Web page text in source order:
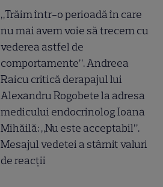
„Trăim într-o perioadă în care
nu mai avem voie să trecem cu
vederea astfel de
comportamente”. Andreea
Raicu critică derapajul lui
Alexandru Rogobete la adresa
medicului endocrinolog Ioana
Mihăilă: „Nu este acceptabil”.
Mesajul vedetei a stârnit valuri
de reacții